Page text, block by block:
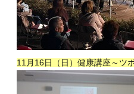
11月16日（日）健康講座～ツ